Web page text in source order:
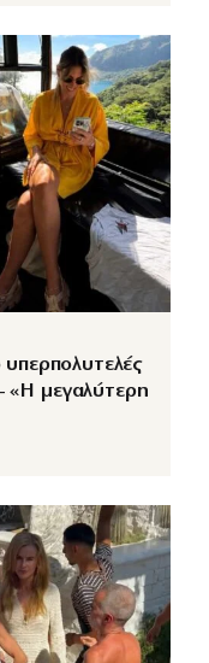
μεγαλύτερη